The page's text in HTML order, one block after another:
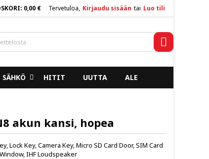
Tervetuloa, Kirjaudu sisään tai Luo tili
0,00 €
SÄHKÖ HITIT UUTTA ALE
akun kansi, hopea
Lock Key, Camera Key, Micro SD Card Door, SIM Card
IHF Loudspeaker